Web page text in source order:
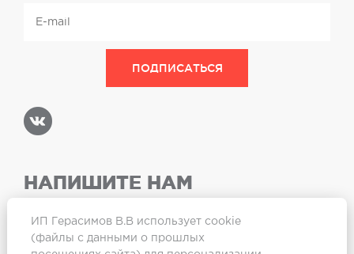
НАПИШИТЕ НАМ
ИП Герасимов В.В использует cookie
(файлы с данными о прошлых